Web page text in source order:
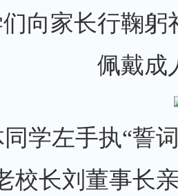
向家长行鞠
佩戴成
同学左手执“誓
校长刘董事长